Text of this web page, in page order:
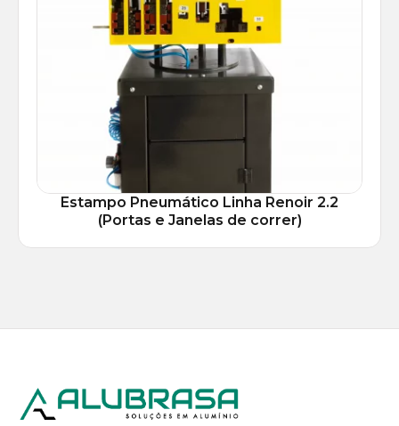
Estampo Pneumático Linha Renoir 2.2
(Portas e Janelas de correr)